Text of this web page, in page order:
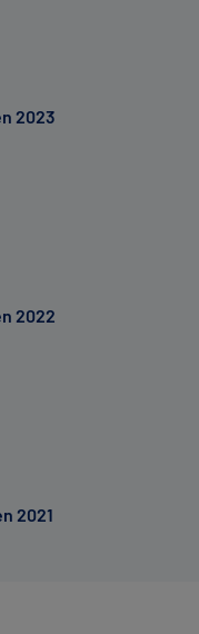
2023
2022
2021